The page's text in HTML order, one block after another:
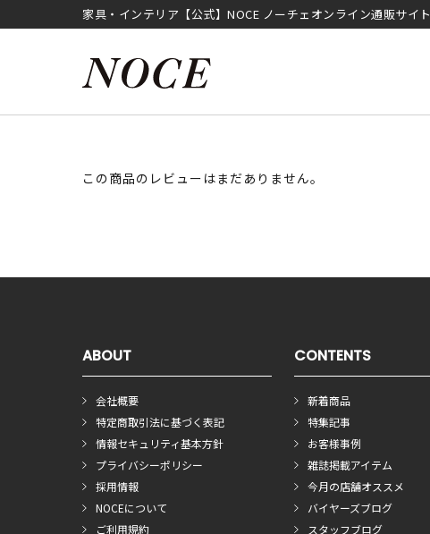
家具・インテリア【公式】NOCE ノーチェオンライン通販サイト
この商品のレビューはまだありません。
ABOUT
会社概要
特定商取引法に基づく表記
情報セキュリティ基本方針
プライバシーポリシー
採用情報
NOCEについて
ご利用規約
CONTENTS
新着商品
特集記事
お客様事例
雑誌掲載アイテム
今月の店舗オススメ
バイヤーズブログ
スタッフブログ